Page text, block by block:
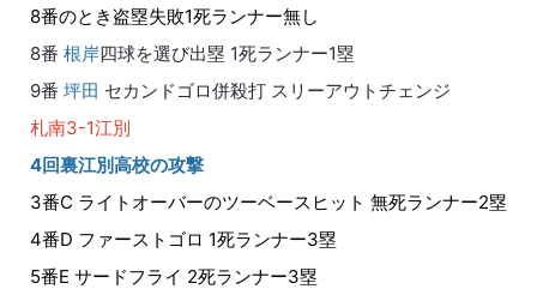
8番のとき盗塁失敗1死ランナー無し
8番 根岸四球を選び出塁 1死ランナー1塁
9番 坪田 セカンドゴロ併殺打 スリーアウトチェンジ
札南3-1江別
4回裏江別高校の攻撃
3番C ライトオーバーのツーベースヒット 無死ランナー2塁
4番D ファーストゴロ 1死ランナー3塁
5番E サードフライ 2死ランナー3塁